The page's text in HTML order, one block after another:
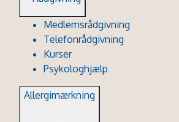
Medlemsrådgivning
Telefonrådgivning
Kurser
Psykologhjælp
Allergimærkning